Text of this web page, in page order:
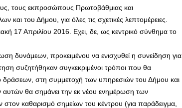
τους εκπροσώπους Πρωτοβάθμιας και
του Δήμου, για όλες τις σχετικές λεπτομέρειες.
17 Απριλίου 2016. Εχει, δε, ως κεντρικό σύνθημα το
δυνάμεων, προκειμένου να ενισχυθεί η συνείδηση για
συζητήθηκαν συγκεκριμένοι τρόποι που θα
δράσεων, στη συμμετοχή των υπηρεσιών του Δήμου και
θα σημάνει την εκ νέου ενημέρωση των
καθαρισμό σημείων του κέντρου (για παράδειγμα,